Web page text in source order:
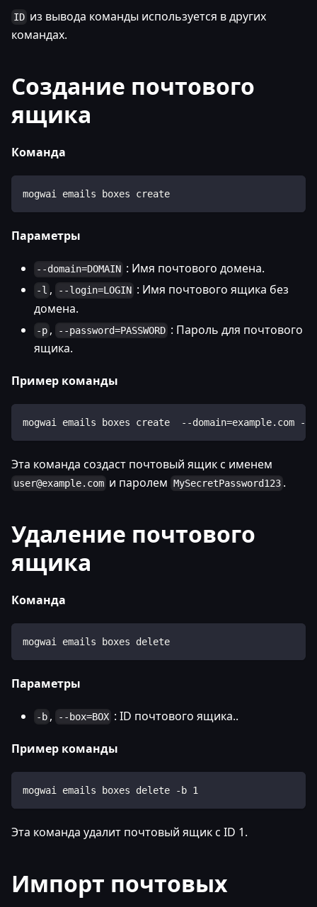
ID из вывода команды используется в других
командах.
Создание почтового
ящика
Команда
mogwai emails boxes create
Параметры
--domain=DOMAIN : Имя почтового домена.
-l , --login=LOGIN : Имя почтового ящика без
домена.
-p , --password=PASSWORD : Пароль для почтового
ящика.
Пример команды
mogwai emails boxes create  --domain=example.com --
Эта команда создаст почтовый ящик с именем
user@example.com и паролем MySecretPassword123 .
Удаление почтового
ящика
Команда
mogwai emails boxes delete
Параметры
-b , --box=BOX : ID почтового ящика..
Пример команды
mogwai emails boxes delete -b 1
Эта команда удалит почтовый ящик с ID 1.
Импорт почтовых